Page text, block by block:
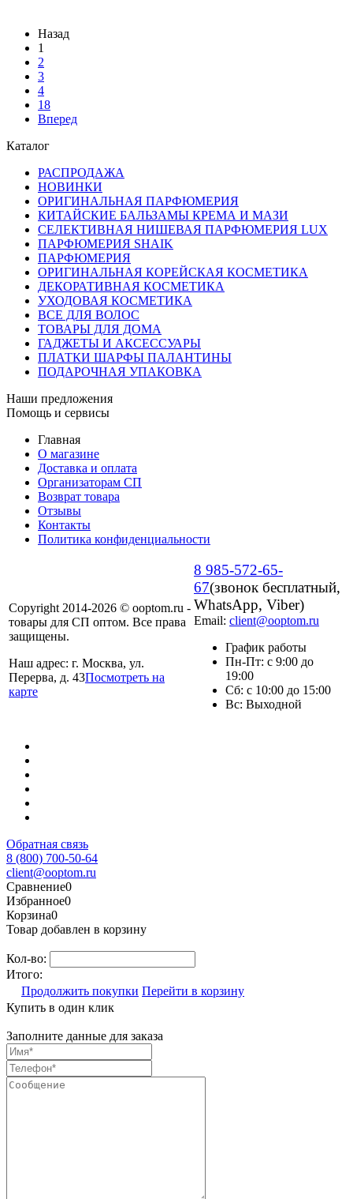
Назад
1
2
3
4
18
Вперед
Каталог
РАСПРОДАЖА
НОВИНКИ
ОРИГИНАЛЬНАЯ ПАРФЮМЕРИЯ
КИТАЙСКИЕ БАЛЬЗАМЫ КРЕМА И МАЗИ
СЕЛЕКТИВНАЯ НИШЕВАЯ ПАРФЮМЕРИЯ LUX
ПАРФЮМЕРИЯ SHAIK
ПАРФЮМЕРИЯ
ОРИГИНАЛЬНАЯ КОРЕЙСКАЯ КОСМЕТИКА
ДЕКОРАТИВНАЯ КОСМЕТИКА
УХОДОВАЯ КОСМЕТИКА
ВСЕ ДЛЯ ВОЛОС
ТОВАРЫ ДЛЯ ДОМА
ГАДЖЕТЫ И АКСЕССУАРЫ
ПЛАТКИ ШАРФЫ ПАЛАНТИНЫ
ПОДАРОЧНАЯ УПАКОВКА
Наши предложения
Помощь и сервисы
Главная
О магазине
Доставка и оплата
Организаторам СП
Возврат товара
Отзывы
Контакты
Политика конфиденциальности
Copyright 2014-2026 © ooptom.ru -
товары для СП оптом. Все права
защищены.
Наш адрес: г. Москва, ул.
Перерва, д. 43Посмотреть на
карте
8 985-572-65-
67(звонок бесплатный,
WhatsApp, Viber)
Email: client@ooptom.ru
График работы
Пн-Пт: с 9:00 до
19:00
Сб: с 10:00 до 15:00
Вс: Выходной
Обратная связь
8 (800) 700-50-64
client@ooptom.ru
Сравнение0
Избранное0
Корзина0
Товар добавлен в корзину
Кол-во:
Итого:
Продолжить покупки Перейти в корзину
Купить в один клик
Заполните данные для заказа